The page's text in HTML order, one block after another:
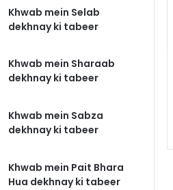
Khwab mein Selab
dekhnay ki tabeer
Khwab mein Sharaab
dekhnay ki tabeer
Khwab mein Sabza
dekhnay ki tabeer
Khwab mein Pait Bhara
Hua dekhnay ki tabeer